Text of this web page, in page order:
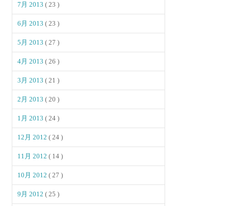
7月 2013( 23 )
6月 2013( 23 )
5月 2013( 27 )
4月 2013( 26 )
3月 2013( 21 )
2月 2013( 20 )
1月 2013( 24 )
12月 2012( 24 )
11月 2012( 14 )
10月 2012( 27 )
9月 2012( 25 )